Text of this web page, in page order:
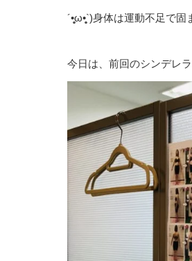
´•̥̥̥ω•̥̥̥`)身体は運動不足で固
今日は、前回のシンデレ